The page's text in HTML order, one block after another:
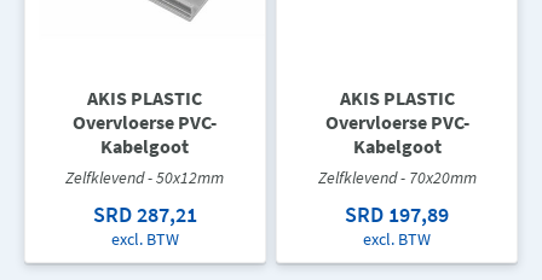
AKIS PLASTIC
Overvloerse PVC-
Kabelgoot
Zelfklevend - 50x12mm
SRD 287,21
excl. BTW
AKIS PLASTIC
Overvloerse PVC-
Kabelgoot
Zelfklevend - 70x20mm
SRD 197,89
excl. BTW